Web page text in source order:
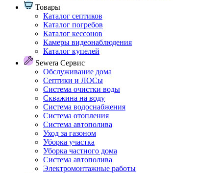
Товары
Каталог септиков
Каталог погребов
Каталог кессонов
Камеры видеонаблюдения
Каталог купелей
Sewera Сервис
Обслуживание дома
Септики и ЛОСы
Система очистки воды
Скважина на воду
Система водоснабжения
Система отопления
Система автополива
Уход за газоном
Уборка участка
Уборка частного дома
Система автополива
Электромонтажные работы